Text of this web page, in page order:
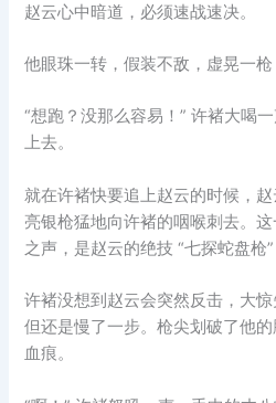
赵云心中暗道，必须速战速决。
他眼珠一转，假装不敌，虚晃一枪
“想跑？没那么容易！” 许褚大喝
上去。
就在许褚快要追上赵云的时候，
亮银枪猛地向许褚的咽喉刺去。
之声，是赵云的绝技 “七探蛇盘枪”
许褚没想到赵云会突然反击，大
但还是慢了一步。枪尖划破了他
血痕。